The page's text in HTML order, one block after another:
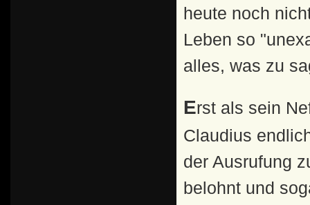
heute noch
Leben so
alles, was zu
Erst als sein Neffe Caligula ermordet wurde, ergriff
Claudius
der Ausrufung
belohnt und